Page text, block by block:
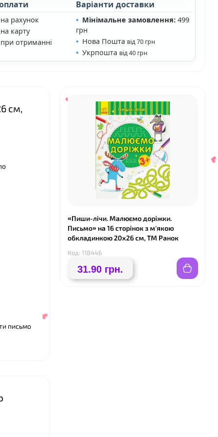
рахунок
карту
отриманні
Варіанти доставки
Мінімальне замовлення:499
грн
Нова Пошта від 70 грн
Укрпошта від 40 грн
см,
письмо
«Пиши-лічи. Малюємо доріжки.
Письмо» на 16 сторінок з м'якою
обкладинкою 20х26 см, ТМ Ранок
Код: 118446
31.90 грн.
❤